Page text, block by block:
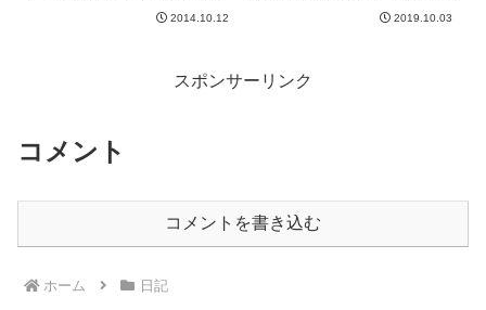
2014.10.12
花嫁」で検索したらこんなのが。
ギターが気になっておりまし
て、...
2019.10.03
スポンサーリンク
コメント
コメントを書き込む
ホーム 日記